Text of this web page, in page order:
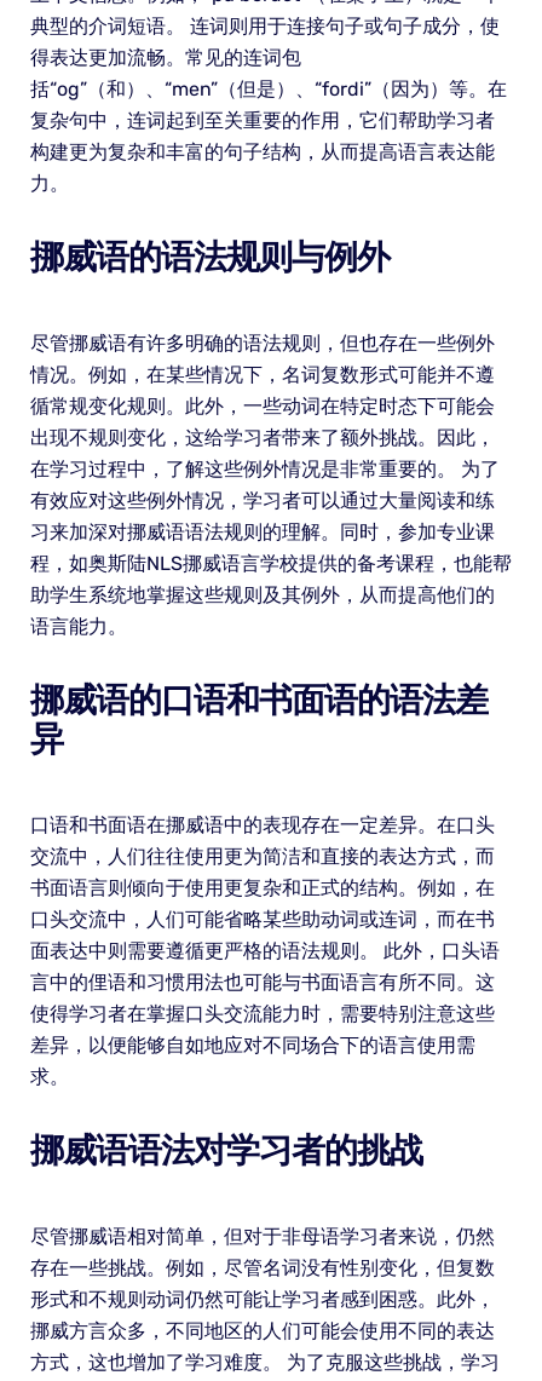
典型的介词短语。 连词则用于连接句子或句子成分，使
得表达更加流畅。常见的连词包
括“og”（和）、“men”（但是）、“fordi”（因为）等。在
复杂句中，连词起到至关重要的作用，它们帮助学习者
构建更为复杂和丰富的句子结构，从而提高语言表达能
力。
挪威语的语法规则与例外
尽管挪威语有许多明确的语法规则，但也存在一些例外
情况。例如，在某些情况下，名词复数形式可能并不遵
循常规变化规则。此外，一些动词在特定时态下可能会
出现不规则变化，这给学习者带来了额外挑战。因此，
在学习过程中，了解这些例外情况是非常重要的。 为了
有效应对这些例外情况，学习者可以通过大量阅读和练
习来加深对挪威语语法规则的理解。同时，参加专业课
程，如奥斯陆NLS挪威语言学校提供的备考课程，也能帮
助学生系统地掌握这些规则及其例外，从而提高他们的
语言能力。
挪威语的口语和书面语的语法差
异
口语和书面语在挪威语中的表现存在一定差异。在口头
交流中，人们往往使用更为简洁和直接的表达方式，而
书面语言则倾向于使用更复杂和正式的结构。例如，在
口头交流中，人们可能省略某些助动词或连词，而在书
面表达中则需要遵循更严格的语法规则。 此外，口头语
言中的俚语和习惯用法也可能与书面语言有所不同。这
使得学习者在掌握口头交流能力时，需要特别注意这些
差异，以便能够自如地应对不同场合下的语言使用需
求。
挪威语语法对学习者的挑战
尽管挪威语相对简单，但对于非母语学习者来说，仍然
存在一些挑战。例如，尽管名词没有性别变化，但复数
形式和不规则动词仍然可能让学习者感到困惑。此外，
挪威方言众多，不同地区的人们可能会使用不同的表达
方式，这也增加了学习难度。 为了克服这些挑战，学习